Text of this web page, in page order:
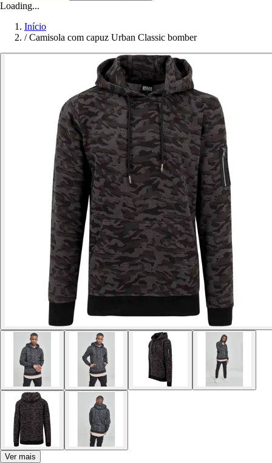
Loading...
Início
/ Camisola com capuz Urban Classic bomber
Ver mais